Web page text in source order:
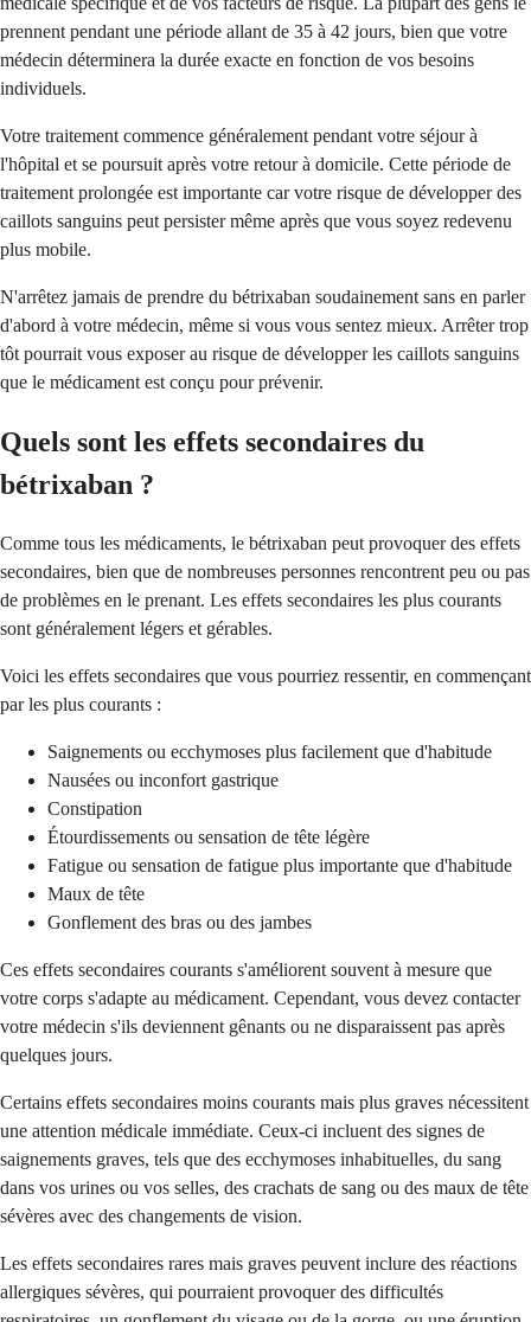
prennent pendant une période allant de 35 à 42 jours, bien que votre
médecin déterminera la durée exacte en fonction de vos besoins
individuels.
Votre traitement commence généralement pendant votre séjour à
l'hôpital et se poursuit après votre retour à domicile. Cette période de
traitement prolongée est importante car votre risque de développer des
caillots sanguins peut persister même après que vous soyez redevenu
plus mobile.
N'arrêtez jamais de prendre du bétrixaban soudainement sans en parler
d'abord à votre médecin, même si vous vous sentez mieux. Arrêter trop
tôt pourrait vous exposer au risque de développer les caillots sanguins
que le médicament est conçu pour prévenir.
Quels sont les effets secondaires du
bétrixaban ?
Comme tous les médicaments, le bétrixaban peut provoquer des effets
secondaires, bien que de nombreuses personnes rencontrent peu ou pas
de problèmes en le prenant. Les effets secondaires les plus courants
sont généralement légers et gérables.
Voici les effets secondaires que vous pourriez ressentir, en commençant
par les plus courants :
Saignements ou ecchymoses plus facilement que d'habitude
Nausées ou inconfort gastrique
Constipation
Étourdissements ou sensation de tête légère
Fatigue ou sensation de fatigue plus importante que d'habitude
Maux de tête
Gonflement des bras ou des jambes
Ces effets secondaires courants s'améliorent souvent à mesure que
votre corps s'adapte au médicament. Cependant, vous devez contacter
votre médecin s'ils deviennent gênants ou ne disparaissent pas après
quelques jours.
Certains effets secondaires moins courants mais plus graves nécessitent
une attention médicale immédiate. Ceux-ci incluent des signes de
saignements graves, tels que des ecchymoses inhabituelles, du sang
dans vos urines ou vos selles, des crachats de sang ou des maux de tête
sévères avec des changements de vision.
Les effets secondaires rares mais graves peuvent inclure des réactions
allergiques sévères, qui pourraient provoquer des difficultés